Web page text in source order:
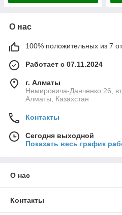
О нас
100% положительных из 7
Работает с 07.11.2024
г. Алматы
Немировича-Данченко 26,
Алматы, Казахстан
Контакты
Сегодня выходной
Показать весь график
О нас
Контакты